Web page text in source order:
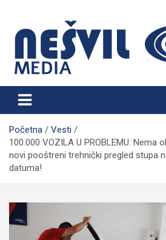
content
Nešvil Media
Početna
Vesti
100.000 VOZILA U PROBLEMU: Nema
novi pooštreni trehnički pregled stupa
datuma!